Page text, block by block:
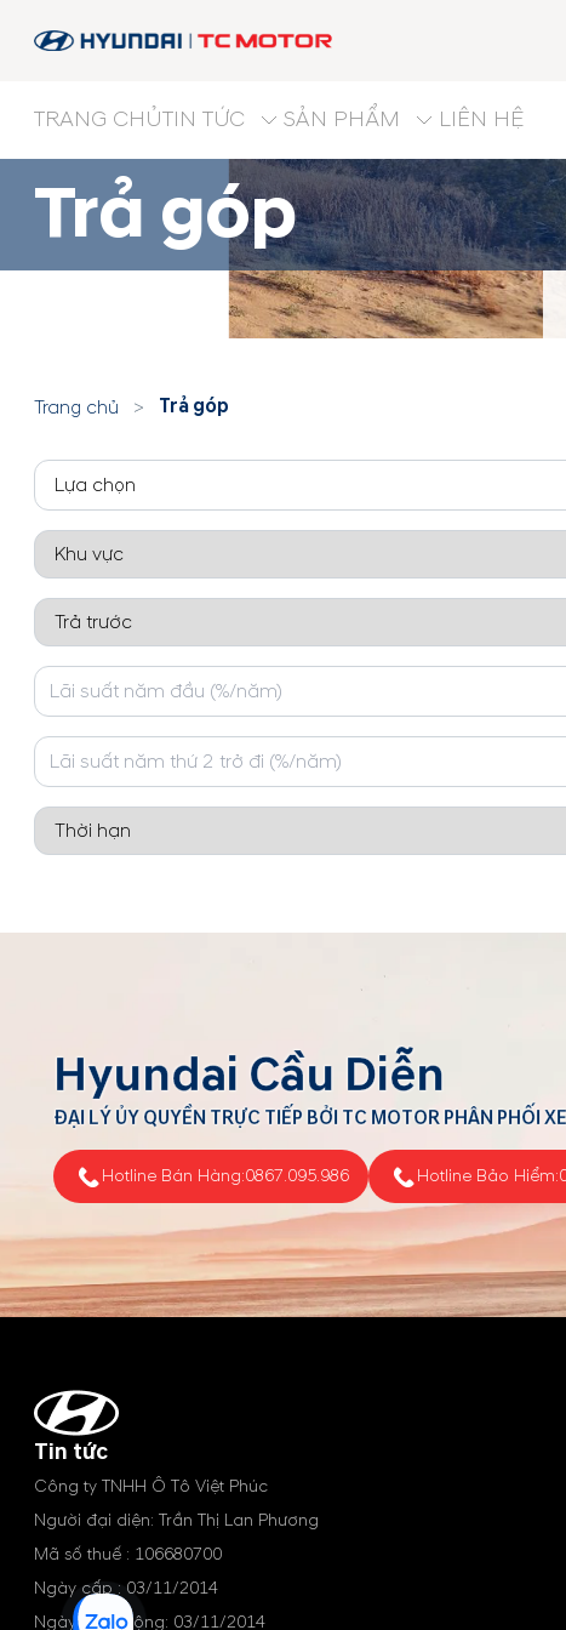
TRANG CHỦTIN TỨC SẢN PHẨM LIÊN HỆ
Trả góp
Trang chủ > Trả góp
Lựa chọn
Hyundai Cầu Diễn
ĐẠI LÝ ỦY QUYỀN TRỰC TIẾP BỞI TC MOTOR PHÂN PHỐI
Hotline Bán Hàng:0867.095.986 Hotline Bảo Hiểm:
Tin tức
Công ty TNHH Ô Tô Việt Phúc
Người đại diện: Trần Thị Lan Phương
Mã số thuế : 106680700
Ngày cấp : 03/11/2014
Ngày hoạt động: 03/11/2014